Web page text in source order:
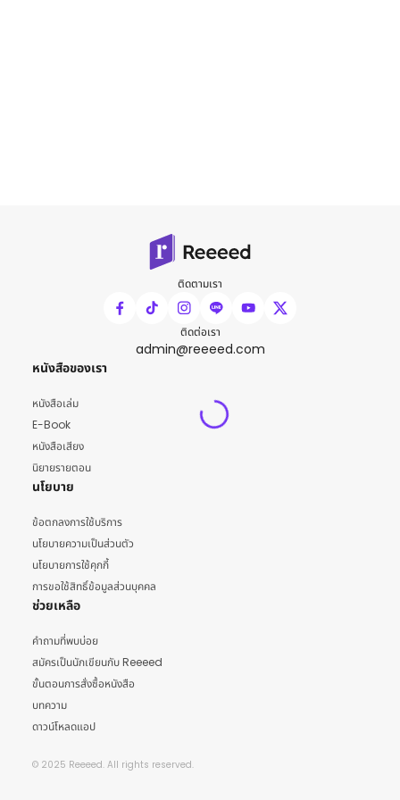
ติดตามเรา
ติดต่อเรา
admin@reeeed.com
หนังสือของเรา
หนังสือเล่ม
E-Book
หนังสือเสียง
นิยายรายตอน
นโยบาย
ข้อตกลงการใช้บริการ
นโยบายความเป็นส่วนตัว
นโยบายการใช้คุกกี้
การขอใช้สิทธิ์ข้อมูลส่วนบุคคล
ช่วยเหลือ
คำถามที่พบบ่อย
สมัครเป็นนักเขียนกับ Reeeed
ขั้นตอนการสั่งซื้อหนังสือ
บทความ
ดาวน์โหลดแอป
© 2025 Reeeed. All rights reserved.